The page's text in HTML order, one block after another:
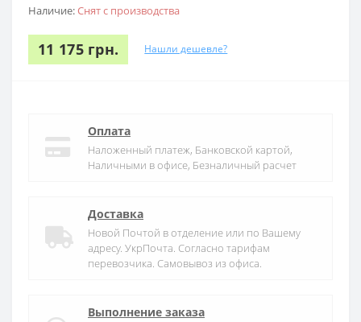
Наличие:Снят с производства
11 175 грн. Нашли дешевле?
Оплата
Наложенный платеж, Банковской картой,
Наличными в офисе, Безналичный расчет
Доставка
Новой Почтой в отделение или по Вашему
адресу. УкрПочта. Согласно тарифам
перевозчика. Самовывоз из офиса.
Выполнение заказа